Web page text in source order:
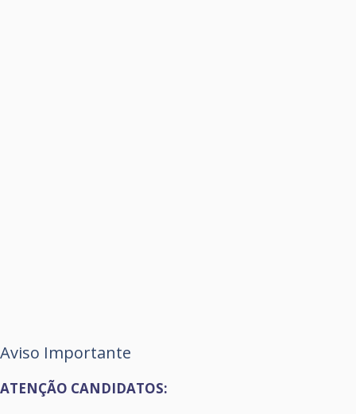
Aviso Importante
ATENÇÃO CANDIDATOS: